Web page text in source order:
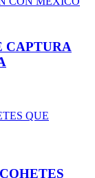
CAPTURA